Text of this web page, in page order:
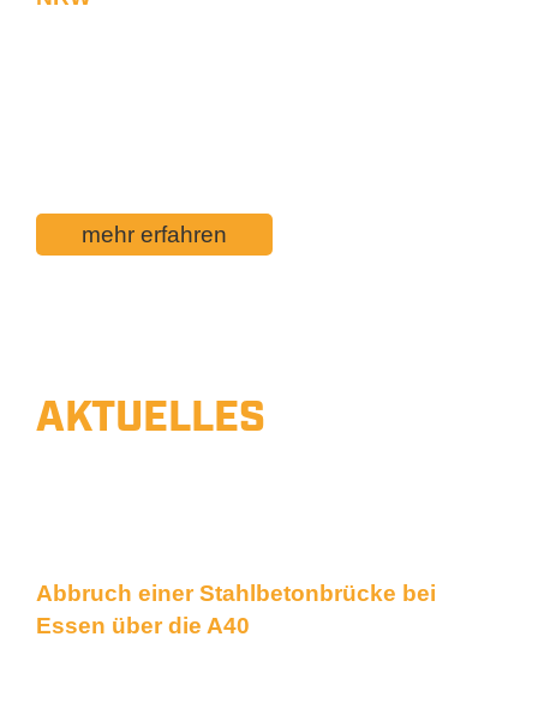
mehr erfahren
AKTUELLES
Abbruch einer Stahlbetonbrücke bei
Essen über die A40